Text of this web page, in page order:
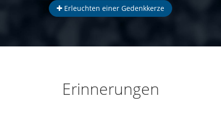
Erleuchten einer Gedenkkerze
Erinnerungen